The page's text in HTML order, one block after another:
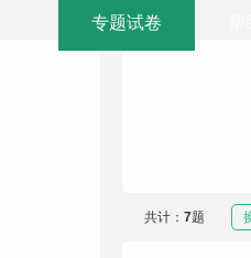
专题试卷
共计： 7题